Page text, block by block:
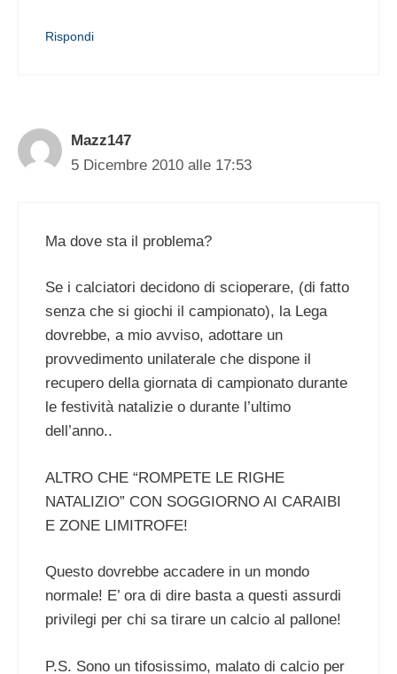
Rispondi
Mazz147
5 Dicembre 2010 alle 17:53
Ma dove sta il problema?
Se i calciatori decidono di scioperare, (di fatto
senza che si giochi il campionato), la Lega
dovrebbe, a mio avviso, adottare un
provvedimento unilaterale che dispone il
recupero della giornata di campionato durante
le festività natalizie o durante l’ultimo
dell’anno..
ALTRO CHE “ROMPETE LE RIGHE
NATALIZIO” CON SOGGIORNO AI CARAIBI
E ZONE LIMITROFE!
Questo dovrebbe accadere in un mondo
normale! E’ ora di dire basta a questi assurdi
privilegi per chi sa tirare un calcio al pallone!
P.S. Sono un tifosissimo, malato di calcio per